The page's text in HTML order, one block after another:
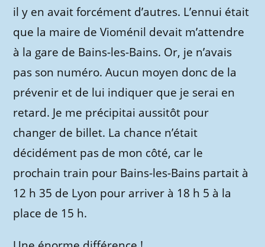
il y en avait forcément d’autres. L’ennui était
que la maire de Vioménil devait m’attendre
à la gare de Bains-les-Bains. Or, je n’avais
pas son numéro. Aucun moyen donc de la
prévenir et de lui indiquer que je serai en
retard. Je me précipitai aussitôt pour
changer de billet. La chance n’était
décidément pas de mon côté, car le
prochain train pour Bains-les-Bains partait à
12 h 35 de Lyon pour arriver à 18 h 5 à la
place de 15 h.